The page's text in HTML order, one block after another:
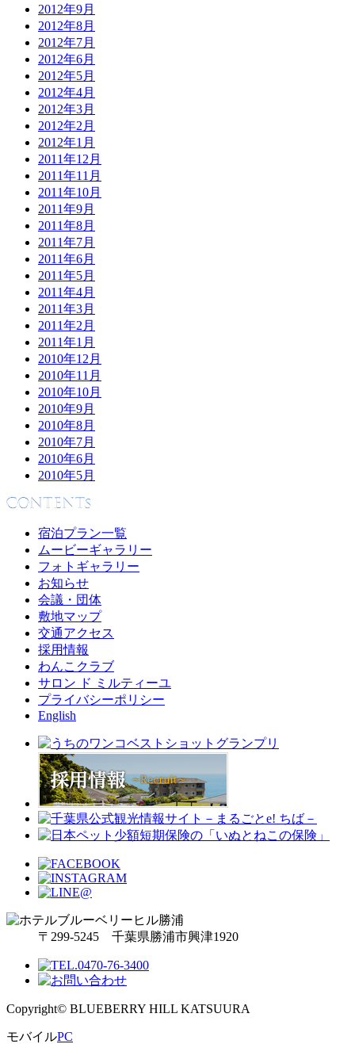
2012年9月
2012年8月
2012年7月
2012年6月
2012年5月
2012年4月
2012年3月
2012年2月
2012年1月
2011年12月
2011年11月
2011年10月
2011年9月
2011年8月
2011年7月
2011年6月
2011年5月
2011年4月
2011年3月
2011年2月
2011年1月
2010年12月
2010年11月
2010年10月
2010年9月
2010年8月
2010年7月
2010年6月
2010年5月
宿泊プラン一覧
ムービーギャラリー
フォトギャラリー
お知らせ
会議・団体
敷地マップ
交通アクセス
採用情報
わんこクラブ
サロン ド ミルティーユ
プライバシーポリシー
English
〒299-5245 千葉県勝浦市興津1920
Copyright© BLUEBERRY HILL KATSUURA
モバイルPC